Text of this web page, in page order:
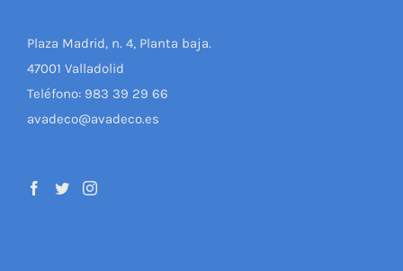
Plaza Madrid, n. 4, Planta baja.
47001 Valladolid
Teléfono: 983 39 29 66
avadeco@avadeco.es